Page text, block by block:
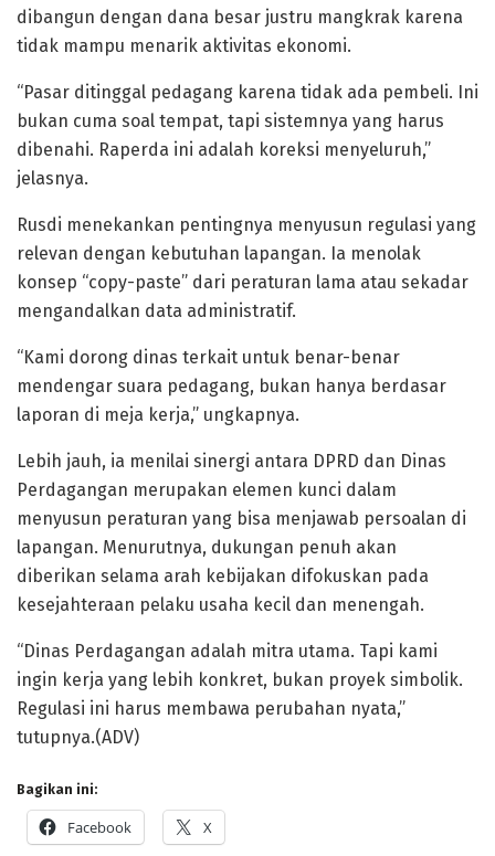
dibangun dengan dana besar justru mangkrak karena
tidak mampu menarik aktivitas ekonomi.
“Pasar ditinggal pedagang karena tidak ada pembeli. Ini
bukan cuma soal tempat, tapi sistemnya yang harus
dibenahi. Raperda ini adalah koreksi menyeluruh,”
jelasnya.
Rusdi menekankan pentingnya menyusun regulasi yang
relevan dengan kebutuhan lapangan. Ia menolak
konsep “copy-paste” dari peraturan lama atau sekadar
mengandalkan data administratif.
“Kami dorong dinas terkait untuk benar-benar
mendengar suara pedagang, bukan hanya berdasar
laporan di meja kerja,” ungkapnya.
Lebih jauh, ia menilai sinergi antara DPRD dan Dinas
Perdagangan merupakan elemen kunci dalam
menyusun peraturan yang bisa menjawab persoalan di
lapangan. Menurutnya, dukungan penuh akan
diberikan selama arah kebijakan difokuskan pada
kesejahteraan pelaku usaha kecil dan menengah.
“Dinas Perdagangan adalah mitra utama. Tapi kami
ingin kerja yang lebih konkret, bukan proyek simbolik.
Regulasi ini harus membawa perubahan nyata,”
tutupnya.(ADV)
Bagikan ini:
Facebook X